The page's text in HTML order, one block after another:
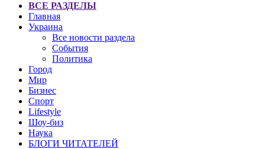
ВСЕ РАЗДЕЛЫ
Главная
Украина
Все новости раздела
События
Политика
Город
Мир
Бизнес
Спорт
Lifestyle
Шоу-биз
Наука
БЛОГИ ЧИТАТЕЛЕЙ